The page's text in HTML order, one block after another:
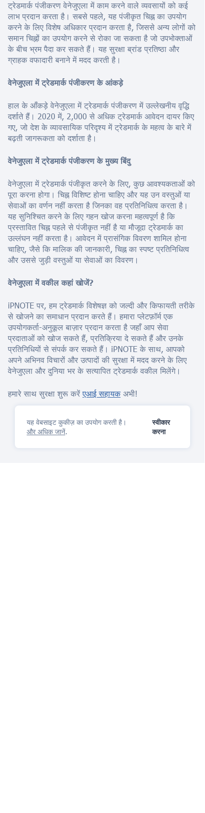
यह वेबसाइट कुकीज़ का उपयोग करती है।
और अधिक जानें.
स्वीकार
करना
ट्रेडमार्क पंजीकरण वेनेजुएला में काम करने वाले व्यवसायों को कई
लाभ प्रदान करता है। सबसे पहले, यह पंजीकृत चिह्न का उपयोग
करने के लिए विशेष अधिकार प्रदान करता है, जिससे अन्य लोगों को
समान चिह्नों का उपयोग करने से रोका जा सकता है जो उपभोक्ताओं
के बीच भ्रम पैदा कर सकते हैं। यह सुरक्षा ब्रांड प्रतिष्ठा और
ग्राहक वफादारी बनाने में मदद करती है।
वेनेजुएला में ट्रेडमार्क पंजीकरण के आंकड़े
हाल के आँकड़े वेनेजुएला में ट्रेडमार्क पंजीकरण में उल्लेखनीय वृद्धि
दर्शाते हैं। 2020 में, 2,000 से अधिक ट्रेडमार्क आवेदन दायर किए
गए, जो देश के व्यावसायिक परिदृश्य में ट्रेडमार्क के महत्व के बारे में
बढ़ती जागरूकता को दर्शाता है।
वेनेजुएला में ट्रेडमार्क पंजीकरण के मुख्य बिंदु
वेनेजुएला में ट्रेडमार्क पंजीकृत करने के लिए, कुछ आवश्यकताओं को
पूरा करना होगा। चिह्न विशिष्ट होना चाहिए और यह उन वस्तुओं या
सेवाओं का वर्णन नहीं करता है जिनका वह प्रतिनिधित्व करता है।
यह सुनिश्चित करने के लिए गहन खोज करना महत्वपूर्ण है कि
प्रस्तावित चिह्न पहले से पंजीकृत नहीं है या मौजूदा ट्रेडमार्क का
उल्लंघन नहीं करता है। आवेदन में प्रासंगिक विवरण शामिल होना
चाहिए, जैसे कि मालिक की जानकारी, चिह्न का स्पष्ट प्रतिनिधित्व
और उससे जुड़ी वस्तुओं या सेवाओं का विवरण।
वेनेजुएला में वकील कहां खोजें?
iPNOTE पर, हम ट्रेडमार्क विशेषज्ञ को जल्दी और किफायती तरीके
से खोजने का समाधान प्रदान करते हैं। हमारा प्लेटफ़ॉर्म एक
उपयोगकर्ता-अनुकूल बाज़ार प्रदान करता है जहाँ आप सेवा
प्रदाताओं को खोज सकते हैं, प्रतिक्रिया दे सकते हैं और उनके
प्रतिनिधियों से संपर्क कर सकते हैं। iPNOTE के साथ, आपको
अपने अभिनव विचारों और उत्पादों की सुरक्षा में मदद करने के लिए
वेनेजुएला और दुनिया भर के सत्यापित ट्रेडमार्क वकील मिलेंगे।
हमारे साथ सुरक्षा शुरू करेंएआई सहायक अभी!